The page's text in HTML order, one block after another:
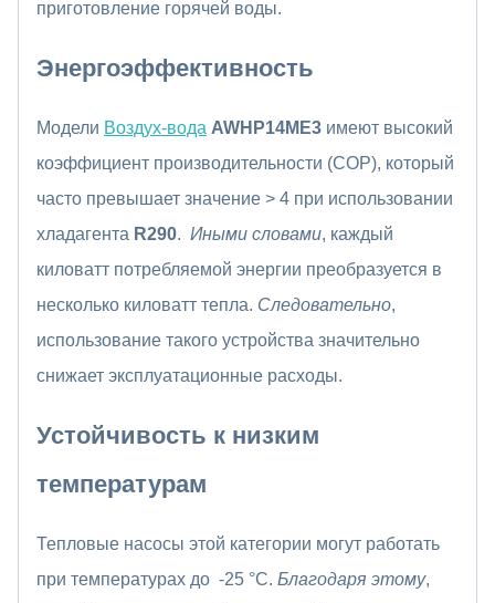
приготовление горячей воды.
Энергоэффективность
Модели Воздух-вода AWHP14ME3 имеют высокий
коэффициент производительности (COP), который
часто превышает значение > 4 при использовании
хладагента R290. Иными словами, каждый
киловатт потребляемой энергии преобразуется в
несколько киловатт тепла. Следовательно,
использование такого устройства значительно
снижает эксплуатационные расходы.
Устойчивость к низким
температурам
Тепловые насосы этой категории могут работать
при температурах до -25 °C. Благодаря этому,